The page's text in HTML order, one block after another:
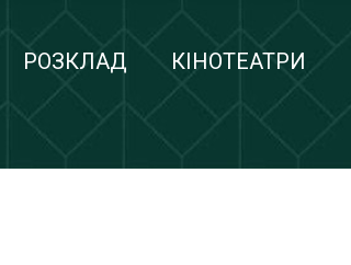
РОЗКЛАД КІНОТЕАТРИ